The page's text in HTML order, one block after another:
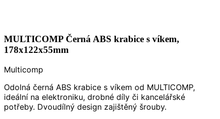
MULTICOMP Černá ABS krabice s víkem,
178x122x55mm
Multicomp
Odolná černá ABS krabice s víkem od MULTICOMP,
ideální na elektroniku, drobné díly či kancelářské
potřeby. Dvoudílný design zajištěný šrouby.